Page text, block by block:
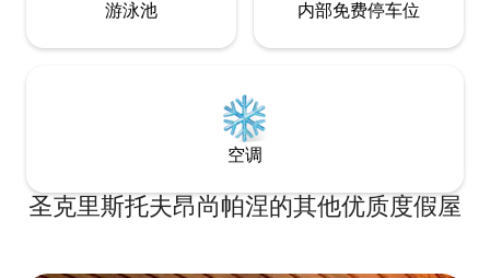
游泳池 内部免费停车位
空调
圣克里斯托夫昂尚帕涅的其他优质度假屋